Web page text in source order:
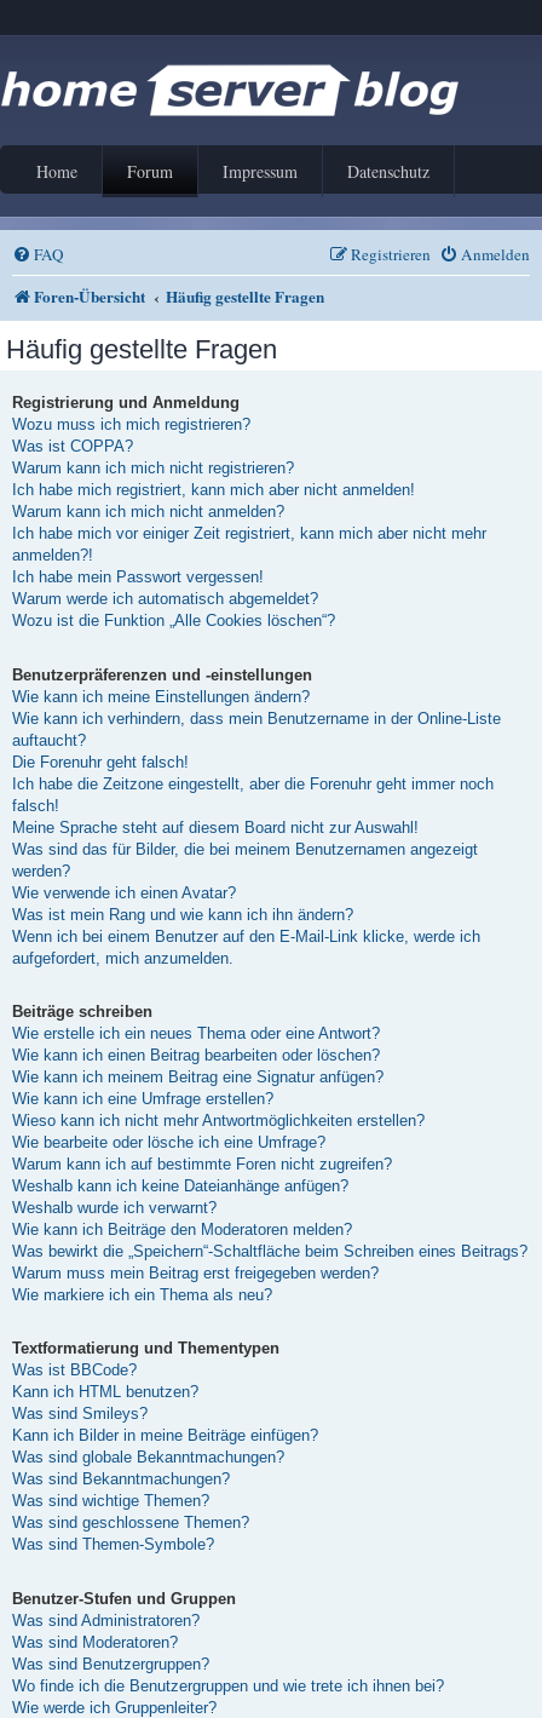
Home Forum Impressum Datenschutz
FAQ Anmelden
Registrieren
Foren-Übersicht Häufig gestellte Fragen
Häufig gestellte Fragen
Registrierung und Anmeldung
Wozu muss ich mich registrieren?
Was ist COPPA?
Warum kann ich mich nicht registrieren?
Ich habe mich registriert, kann mich aber nicht anmelden!
Warum kann ich mich nicht anmelden?
Ich habe mich vor einiger Zeit registriert, kann mich aber nicht mehr
anmelden?!
Ich habe mein Passwort vergessen!
Warum werde ich automatisch abgemeldet?
Wozu ist die Funktion „Alle Cookies löschen“?
Benutzerpräferenzen und -einstellungen
Wie kann ich meine Einstellungen ändern?
Wie kann ich verhindern, dass mein Benutzername in der Online-Liste
auftaucht?
Die Forenuhr geht falsch!
Ich habe die Zeitzone eingestellt, aber die Forenuhr geht immer noch
falsch!
Meine Sprache steht auf diesem Board nicht zur Auswahl!
Was sind das für Bilder, die bei meinem Benutzernamen angezeigt
werden?
Wie verwende ich einen Avatar?
Was ist mein Rang und wie kann ich ihn ändern?
Wenn ich bei einem Benutzer auf den E-Mail-Link klicke, werde ich
aufgefordert, mich anzumelden.
Beiträge schreiben
Wie erstelle ich ein neues Thema oder eine Antwort?
Wie kann ich einen Beitrag bearbeiten oder löschen?
Wie kann ich meinem Beitrag eine Signatur anfügen?
Wie kann ich eine Umfrage erstellen?
Wieso kann ich nicht mehr Antwortmöglichkeiten erstellen?
Wie bearbeite oder lösche ich eine Umfrage?
Warum kann ich auf bestimmte Foren nicht zugreifen?
Weshalb kann ich keine Dateianhänge anfügen?
Weshalb wurde ich verwarnt?
Wie kann ich Beiträge den Moderatoren melden?
Was bewirkt die „Speichern“-Schaltfläche beim Schreiben eines Beitrags?
Warum muss mein Beitrag erst freigegeben werden?
Wie markiere ich ein Thema als neu?
Textformatierung und Thementypen
Was ist BBCode?
Kann ich HTML benutzen?
Was sind Smileys?
Kann ich Bilder in meine Beiträge einfügen?
Was sind globale Bekanntmachungen?
Was sind Bekanntmachungen?
Was sind wichtige Themen?
Was sind geschlossene Themen?
Was sind Themen-Symbole?
Benutzer-Stufen und Gruppen
Was sind Administratoren?
Was sind Moderatoren?
Was sind Benutzergruppen?
Wo finde ich die Benutzergruppen und wie trete ich ihnen bei?
Wie werde ich Gruppenleiter?